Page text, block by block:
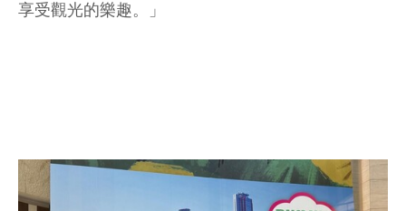
享受觀光的樂趣。」